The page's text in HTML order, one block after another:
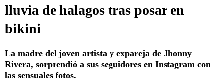
lluvia de halagos tras posar en
bikini
La madre del joven artista y expareja de Jhonny
Rivera, sorprendió a sus seguidores en Instagram con
las sensuales fotos.